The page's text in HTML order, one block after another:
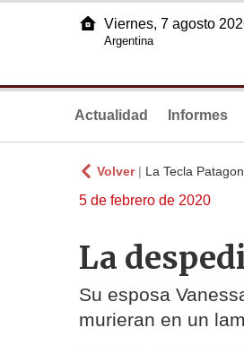
Viernes, 7 agosto
Argentina
Actualidad Informes
Volver| La Tecla
5 de febrero de 2020
La
Su esposa
murieran en un